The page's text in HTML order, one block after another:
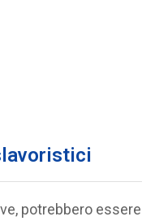
potrebbero essere